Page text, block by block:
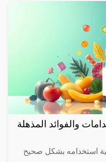
والفوائد المذهلة
استخدامه بشكل صحيح